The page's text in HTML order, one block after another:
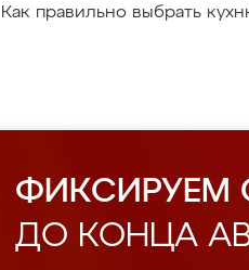
Как правильно выбрать
ФИКСИРУЕМ
ДО КОНЦА